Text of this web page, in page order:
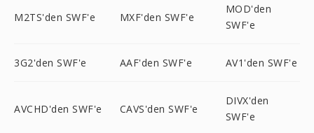
M2TS'den SWF'e MXF'den SWF'e
MOD'den
SWF'e
3G2'den SWF'e AAF'den SWF'e AV1'den SWF'e
AVCHD'den SWF'e CAVS'den SWF'e
DIVX'den
SWF'e